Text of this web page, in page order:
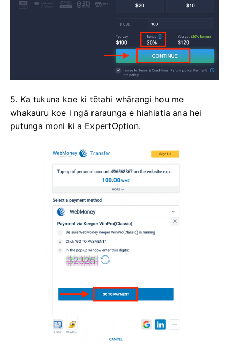
5. Ka tukuna koe ki tētahi whārangi hou me
whakauru koe i ngā raraunga e hiahiatia ana hei
putunga moni ki a ExpertOption.